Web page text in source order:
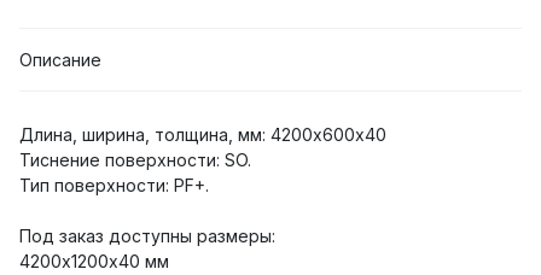
Описание
Длина, ширина, толщина, мм: 4200х600х40
Тиснение поверхности: SO.
Тип поверхности: PF+.
Под заказ доступны размеры:
4200х1200х40 мм